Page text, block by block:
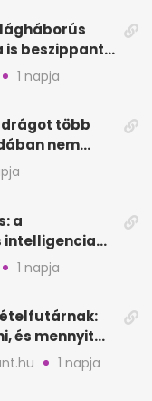
is beszippant
1 napja
több
nem
a
intelligencia
következő
1 napja
és mennyit
1 napja